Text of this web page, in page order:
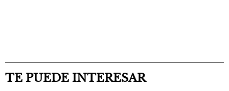
TE PUEDE INTERESAR